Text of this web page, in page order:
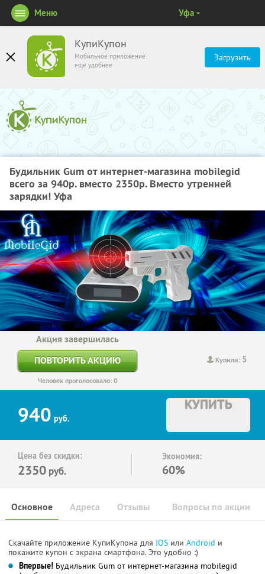
КупиКупон
Мобильное приложение
ещё удобнее
Загрузить
Меню Уфа
Будильник Gum от интернет-магазина mobilegid
всего за 940р. вместо 2350р. Вместо утренней
зарядки! Уфа
Купили: 5
Акция завершилась
ПОВТОРИТЬ АКЦИЮ
Человек проголосовало: 0
940 руб.
КУПИТЬ
Цена без скидки:
2350 руб.
Экономия:
60%
Основное Отзывы Вопросы по акции
Адреса
Скачайте приложение КупиКупона для IOS или Android и
покажите купон с экрана смартфона. Это удобно :)
Впервые! Будильник Gum от интернет-магазина mobilegid